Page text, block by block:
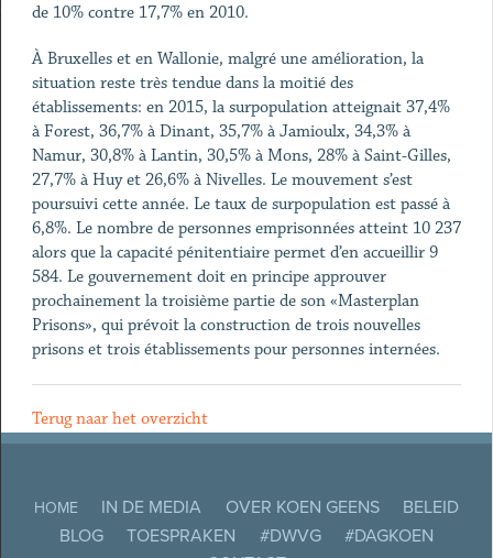
de 10% contre 17,7% en 2010.
À Bruxelles et en Wallonie, malgré une amélioration, la
situation reste très tendue dans la moitié des
établissements: en 2015, la surpopulation atteignait 37,4%
à Forest, 36,7% à Dinant, 35,7% à Jamioulx, 34,3% à
Namur, 30,8% à Lantin, 30,5% à Mons, 28% à Saint-Gilles,
27,7% à Huy et 26,6% à Nivelles. Le mouvement s’est
poursuivi cette année. Le taux de surpopulation est passé à
6,8%. Le nombre de personnes emprisonnées atteint 10 237
alors que la capacité pénitentiaire permet d’en accueillir 9
584. Le gouvernement doit en principe approuver
prochainement la troisième partie de son «Masterplan
Prisons», qui prévoit la construction de trois nouvelles
prisons et trois établissements pour personnes internées.
Terug naar het overzicht
HOME IN DE MEDIA OVER KOEN GEENS
BELEID
BLOG
TOESPRAKEN #DWVG
#DAGKOEN